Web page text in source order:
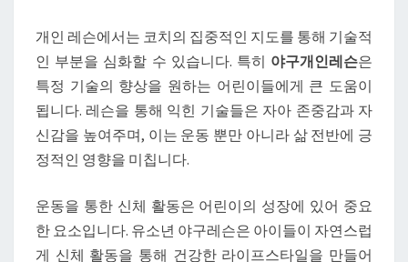
개인 레슨에서는 코치의 집중적인 지도를 통해 기술적
인 부분을 심화할 수 있습니다. 특히 야구개인레슨은
특정 기술의 향상을 원하는 어린이들에게 큰 도움이
됩니다. 레슨을 통해 익힌 기술들은 자아 존중감과 자
신감을 높여주며, 이는 운동 뿐만 아니라 삶 전반에 긍
정적인 영향을 미칩니다.
운동을 통한 신체 활동은 어린이의 성장에 있어 중요
한 요소입니다. 유소년 야구레슨은 아이들이 자연스럽
게 신체 활동을 통해 건강한 라이프스타일을 만들어